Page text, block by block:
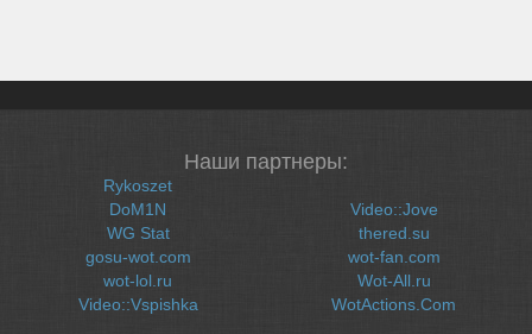
Наши партнеры:
Rykoszet
DoM1N
WG Stat
gosu-wot.com
wot-lol.ru
Video::Vspishka
Video::Jove
thered.su
wot-fan.com
Wot-All.ru
WotActions.Com